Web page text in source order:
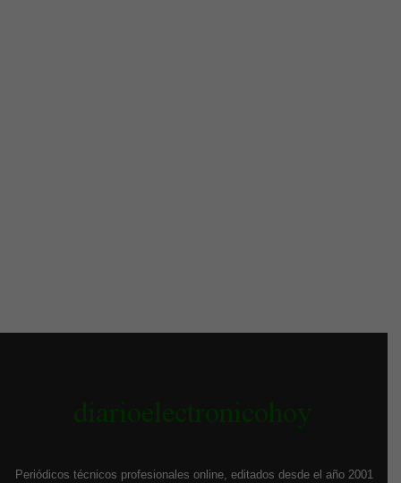
Periódicos técnicos profesionales online, editados desde el año 2001